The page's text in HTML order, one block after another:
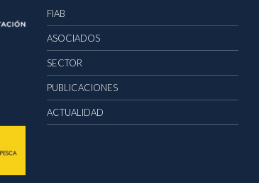
FIAB
ASOCIADOS
SECTOR
PUBLICACIONES
ACTUALIDAD